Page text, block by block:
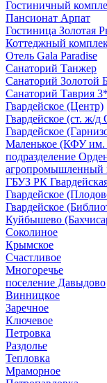
Гостиничный
Пансионат Арпат
Гостиница Золотая
Коттеджный
Отель Gala Paradise
Санаторий Танжер
Санаторий Золотой
Санаторий Таврия 3*
Гвардейское (Центр)
Гвардейское (ст. ж/д
Гвардейское
Маленькое (КФУ им.
подразделение
агропромышленный
ГБУЗ РК
Гвардейское
Гвардейское
Куйбышево
Соколиное
Крымское
Счастливое
Многоречье
поселение Давыдово
Винницкое
Заречное
Ключевое
Петровка
Раздолье
Тепловка
Мраморное